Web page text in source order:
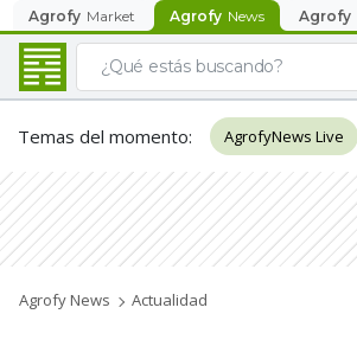
Agrofy Market Agrofy News Agrofy
Temas del momento: AgrofyNews Live
Agrofy News Actualidad